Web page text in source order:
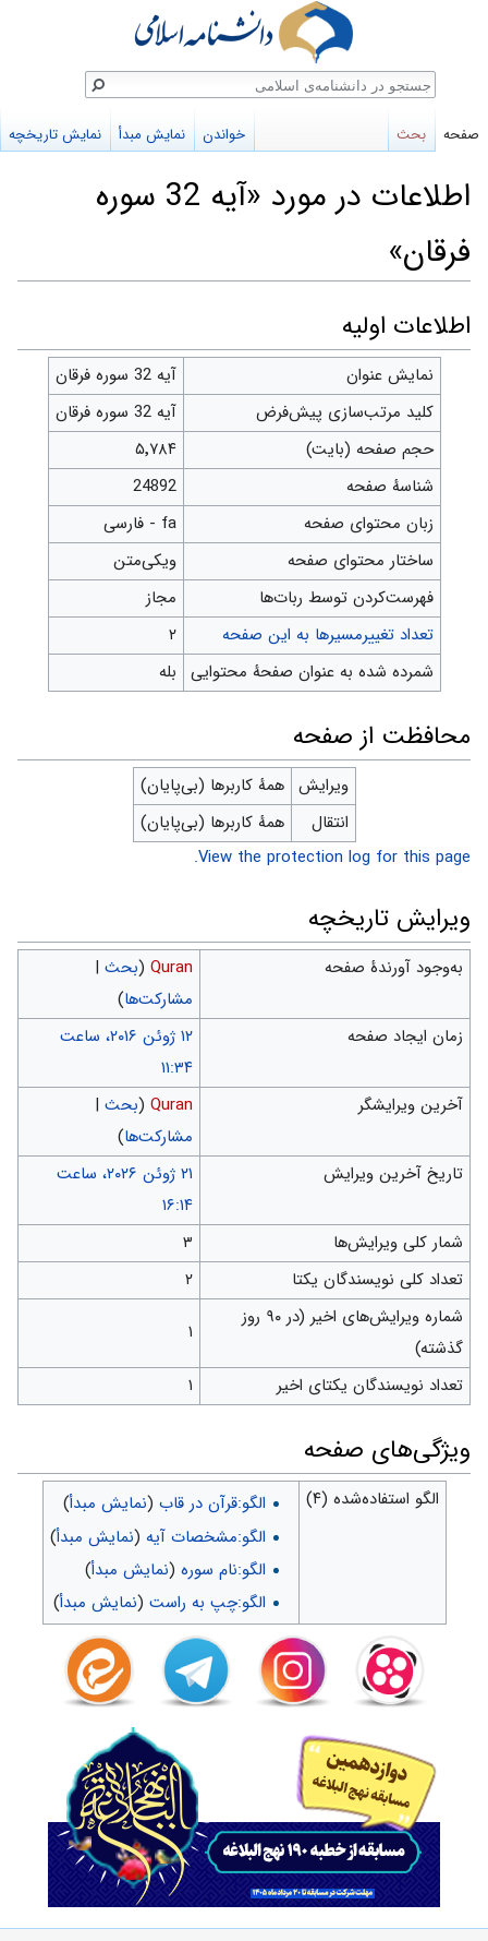
اطلاعات در مورد «آیه 32 سوره
فرقان»
پرش
به
ناوبری
پرش
به
جستجو
اطلاعات اولیه
نمایش عنوان
آیه 32 سوره فرقان
کلید مرتب‌سازی پیش‌فرض
آیه 32 سوره فرقان
حجم صفحه (بایت)
۵٬۷۸۴
شناسهٔ صفحه
24892
زبان محتوای صفحه
fa - فارسی
ساختار محتوای صفحه
ویکی‌متن
‌فهرست‌کردن توسط ربات‌ها
مجاز
تعداد تغییرمسیرها به این صفحه
۲
شمرده شده به عنوان صفحهٔ محتوایی بله
محافظت از صفحه
ویرایش همهٔ کاربرها (بی‌پایان)
انتقال
همهٔ کاربرها (بی‌پایان)
View the protection log for this page.
ویرایش تاریخچه
به‌وجود آورندهٔ صفحه Quran
(بحث|
مشارکت‌ها)
زمان ایجاد صفحه
‏۱۲ ژوئن ۲۰۱۶، ساعت
۱۱:۳۴
آخرین ویرایشگر
Quran
(بحث|
مشارکت‌ها)
تاریخ آخرین ویرایش
‏۲۱ ژوئن ۲۰۲۶، ساعت
۱۶:۱۴
شمار کلی ویرایش‌ها
۳
تعداد کلی نویسندگان یکتا
۲
شماره ویرایش‌های اخیر (در ۹۰ روز
گذشته)
۱
تعداد نویسندگان یکتای اخیر ۱
ويژگی‌های صفحه
الگو استفاده‌شده (۴) الگو:قرآن در قاب (نمایش مبدأ)
الگو:مشخصات آیه (نمایش مبدأ)
الگو:نام سوره (نمایش مبدأ)
الگو:چپ به راست (نمایش مبدأ)
صفحه بحث خواندن نمایش مبدأ نمایش تاریخچه
جستجو